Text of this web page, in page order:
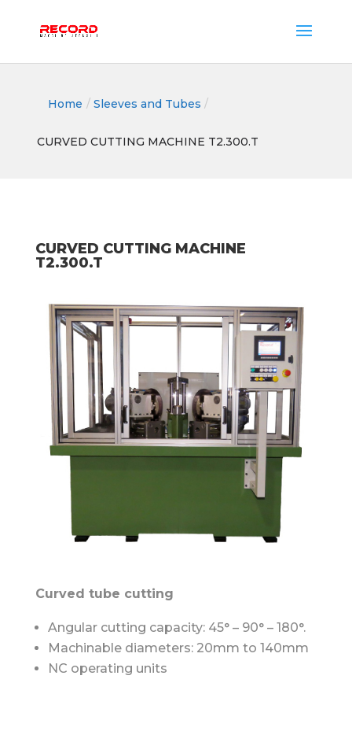
Home / Sleeves and Tubes /
CURVED CUTTING MACHINE T2.300.T
CURVED CUTTING MACHINE
T2.300.T
Curved tube cutting
Angular cutting capacity: 45° – 90° – 180°.
Machinable diameters: 20mm to 140mm
NC operating units